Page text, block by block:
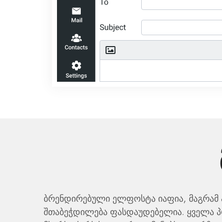
ბრენდირებული ელფოსტა იაფია, მაგრამ
შთაბეჭდილება ფასდაუდებელია. ყველა